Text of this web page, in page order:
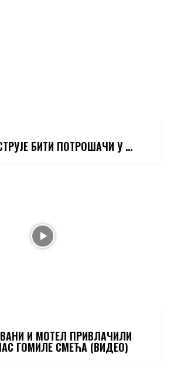
БИТИ ПОТРОШАЧИ У …
И МОТЕЛ ПРИВЛАЧИЛИ
ГОМИЛЕ СМЕЋА (ВИДЕО)